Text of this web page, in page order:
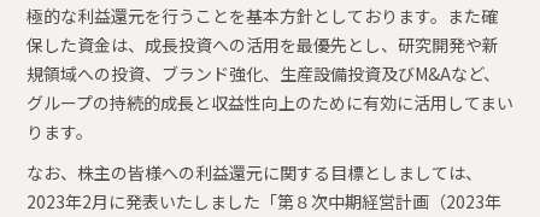
極的な利益還元を行うことを基本方針としております。また確
保した資金は、成長投資への活用を最優先とし、研究開発や新
規領域への投資、ブランド強化、生産設備投資及びM&Aなど、
グループの持続的成長と収益性向上のために有効に活用してまい
ります。
なお、株主の皆様への利益還元に関する目標としましては、
2023年2月に発表いたしました「第８次中期経営計画（2023年